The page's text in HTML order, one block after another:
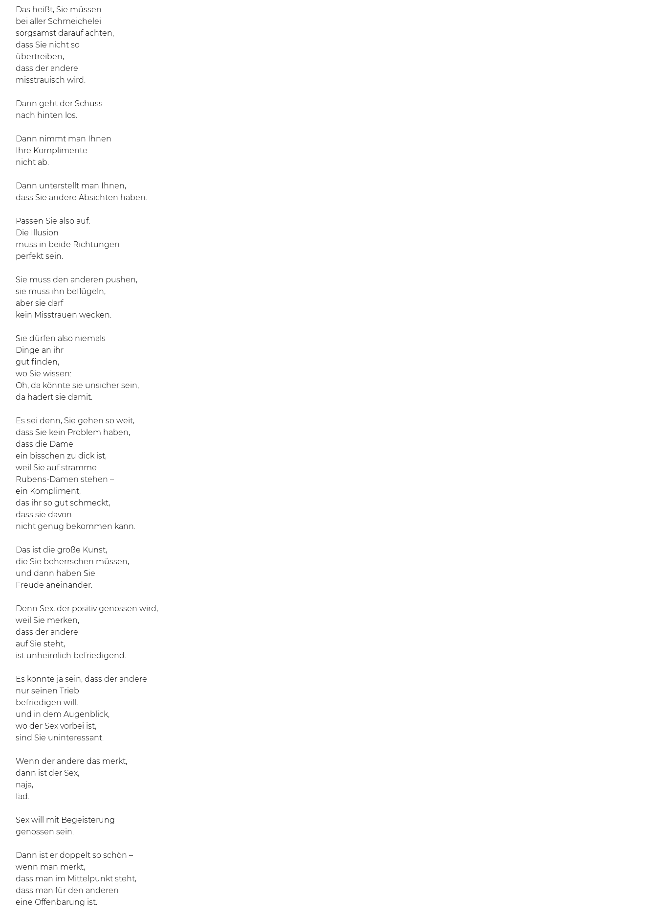
Das heißt, Sie müssen
bei aller Schmeichelei
sorgsamst darauf achten,
dass Sie nicht so
übertreiben,
dass der andere
misstrauisch wird.
Dann geht der Schuss
nach hinten los.
Dann nimmt man Ihnen
Ihre Komplimente
nicht ab.
Dann unterstellt man Ihnen,
dass Sie andere Absichten haben.
Passen Sie also auf:
Die Illusion
muss in beide Richtungen
perfekt sein.
Sie muss den anderen pushen,
sie muss ihn beflügeln,
aber sie darf
kein Misstrauen wecken.
Sie dürfen also niemals
Dinge an ihr
gut finden,
wo Sie wissen:
Oh, da könnte sie unsicher sein,
da hadert sie damit.
Es sei denn, Sie gehen so weit,
dass Sie kein Problem haben,
dass die Dame
ein bisschen zu dick ist,
weil Sie auf stramme
Rubens-Damen stehen –
ein Kompliment,
das ihr so gut schmeckt,
dass sie davon
nicht genug bekommen kann.
Das ist die große Kunst,
die Sie beherrschen müssen,
und dann haben Sie
Freude aneinander.
Denn Sex, der positiv genossen wird,
weil Sie merken,
dass der andere
auf Sie steht,
ist unheimlich befriedigend.
Es könnte ja sein, dass der andere
nur seinen Trieb
befriedigen will,
und in dem Augenblick,
wo der Sex vorbei ist,
sind Sie uninteressant.
Wenn der andere das merkt,
dann ist der Sex,
naja,
fad.
Sex will mit Begeisterung
genossen sein.
Dann ist er doppelt so schön –
wenn man merkt,
dass man im Mittelpunkt steht,
dass man für den anderen
eine Offenbarung ist.